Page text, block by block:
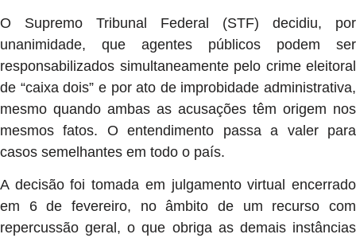
O Supremo Tribunal Federal (STF) decidiu, por
unanimidade, que agentes públicos podem ser
responsabilizados simultaneamente pelo crime eleitoral
de “caixa dois” e por ato de improbidade administrativa,
mesmo quando ambas as acusações têm origem nos
mesmos fatos. O entendimento passa a valer para
casos semelhantes em todo o país.
A decisão foi tomada em julgamento virtual encerrado
em 6 de fevereiro, no âmbito de um recurso com
repercussão geral, o que obriga as demais instâncias